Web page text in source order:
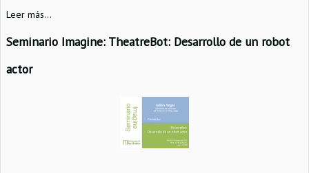
Leer más...
Seminario Imagine: TheatreBot: Desarrollo de un robot
actor